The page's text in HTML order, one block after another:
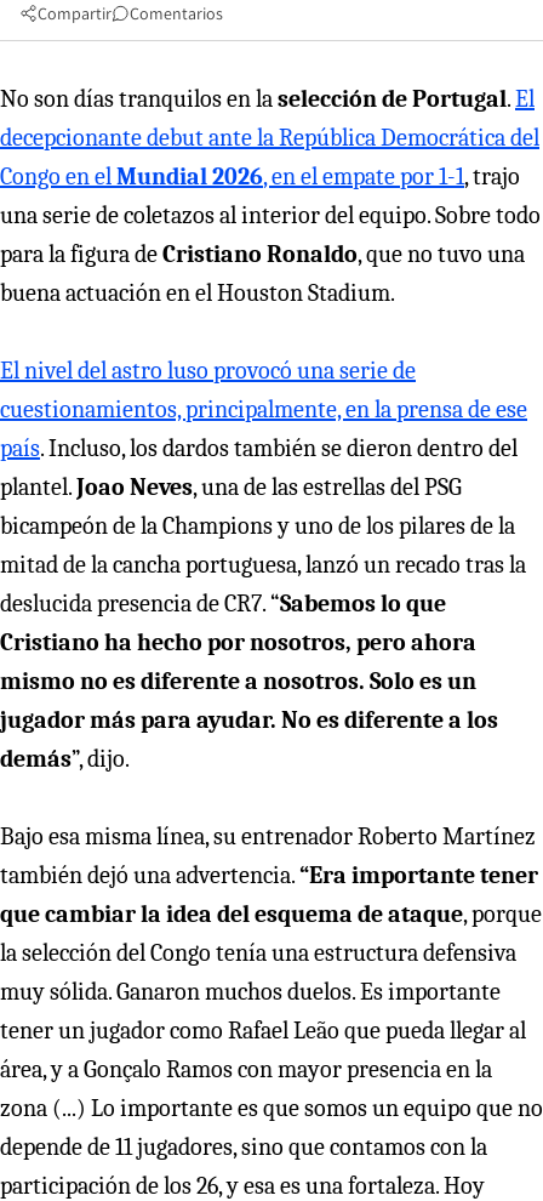
Compartir Comentarios
No son días tranquilos en laselección de Portugal.El
decepcionante debut ante la República Democrática del
Congo en elMundial 2026, en el empate por 1-1, trajo
una serie de coletazos al interior del equipo. Sobre todo
para la figura deCristiano Ronaldo, que no tuvo una
buena actuación en el Houston Stadium.
El nivel del astro luso provocó una serie de
cuestionamientos, principalmente, en la prensa de ese
país. Incluso, los dardos también se dieron dentro del
plantel.Joao Neves, una de las estrellas del PSG
bicampeón de la Champions y uno de los pilares de la
mitad de la cancha portuguesa, lanzó un recado tras la
deslucida presencia de CR7. “Sabemos lo que
Cristiano ha hecho por nosotros, pero ahora
mismo no es diferente a nosotros. Solo es un
jugador más para ayudar. No es diferente a los
demás”, dijo.
Bajo esa misma línea, su entrenador Roberto Martínez
también dejó una advertencia.“Era importante tener
que cambiar la idea del esquema de ataque, porque
la selección del Congo tenía una estructura defensiva
muy sólida. Ganaron muchos duelos. Es importante
tener un jugador como Rafael Leão que pueda llegar al
área, y a Gonçalo Ramos con mayor presencia en la
zona (...) Lo importante es que somos un equipo que no
depende de 11 jugadores, sino que contamos con la
participación de los 26, y esa es una fortaleza. Hoy